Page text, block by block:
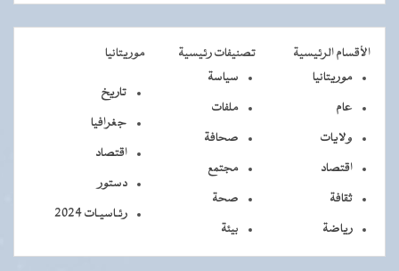
الأقسام الرئيسية تصنيفات رئيسية
موريتانيا
موريتانيا
عام
ولايات
اقتصاد
ثقافة
رياضة
سياسة
ملفات
صحافة
مجتمع
صحة
بيئة
تاريخ
جغرافيا
اقتصاد
دستور
رئـاسيـات 2024